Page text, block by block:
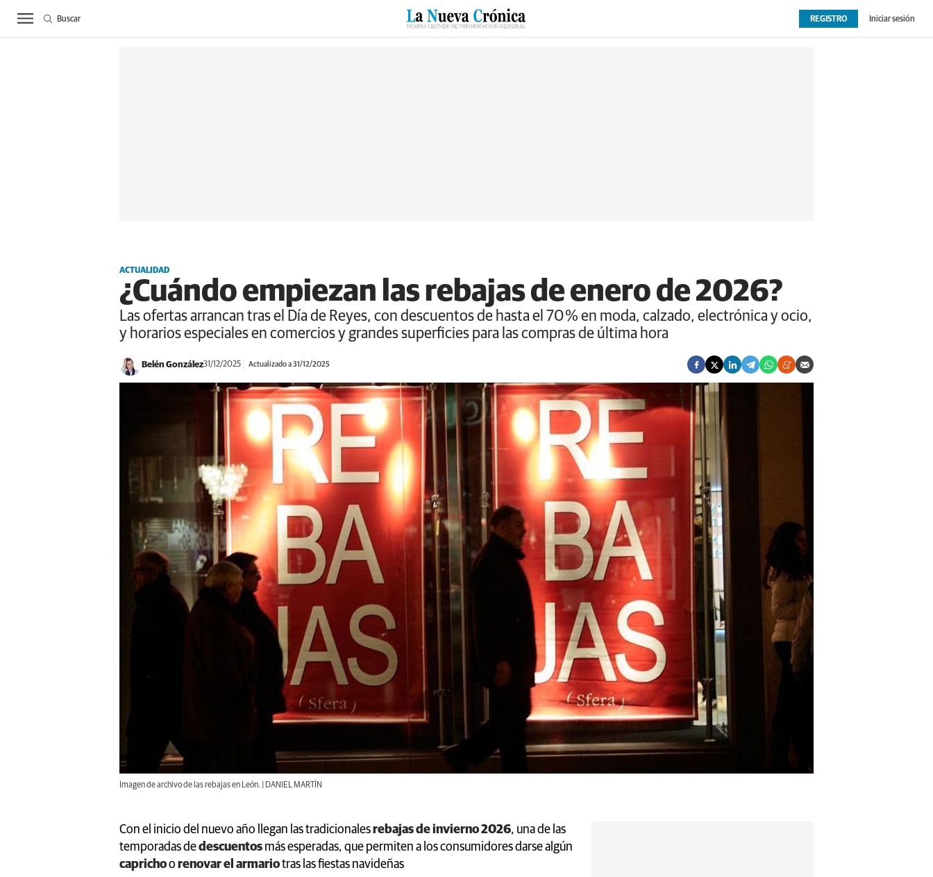
ACTUALIDAD BIERZO SUCESOS CULTURAS ESPECIALES DEPORTES OPINIÓN EXTRAS
REGISTRO Iniciar sesión
Buscar
ACTUALIDAD
¿Cuándo empiezan las rebajas de enero de 2026?
Las ofertas arrancan tras el Día de Reyes, con descuentos de hasta el 70 % en moda, calzado, electrónica y ocio,
y horarios especiales en comercios y grandes superficies para las compras de última hora
Belén González31/12/2025 Actualizado a 31/12/2025
Imagen de archivo de las rebajas en León. | DANIEL MARTÍN
Con el inicio del nuevo año llegan las tradicionalesrebajas de invierno 2026, una de las
temporadas dedescuentos más esperadas, que permiten a los consumidores darse algún
caprichoo renovar el armariotras las fiestas navideñas